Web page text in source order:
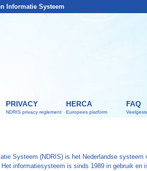
Informatie Systeem
PRIVACY
NDRIS privacy reglement
HERCA
Europees platform
FAQ
Systeem (NDRIS) is het Nederlandse systeem
informatiesysteem is sinds 1989 in gebruik en